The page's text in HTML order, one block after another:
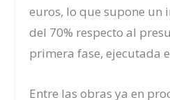
euros, lo que supone un
del 70% respecto al
primera fase, ejecutada
Entre las obras ya en